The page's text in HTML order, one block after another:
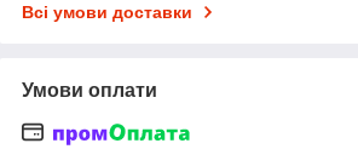
Всі умови доставки
Умови оплати